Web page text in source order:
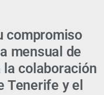
compromiso
mensual de
colaboración
Tenerife y el